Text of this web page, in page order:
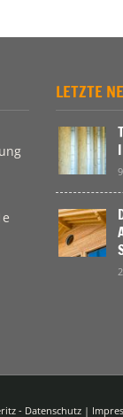
LETZTE
- Datenschutz |